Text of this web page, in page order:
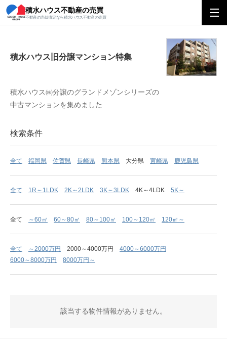
積水ハウス不動産の売買
不動産の売却査定なら積水ハウス不動産の売買
積水ハウス旧分譲マンション特集
積水ハウス旧分譲マンション特集
積水ハウス㈱分譲のグランドメゾンシリーズの
中古マンションを集めました
検索条件
全て 福岡県 佐賀県 長崎県 熊本県 大分県 宮崎県 鹿児島県
全て 1R～1LDK 2K～2LDK 3K～3LDK 4K～4LDK 5K～
全て ～60㎡ 60～80㎡ 80～100㎡ 100～120㎡ 120㎡～
全て ～2000万円 2000～4000万円
4000～6000万円
6000～8000万円
8000万円～
該当する物件情報がありません。